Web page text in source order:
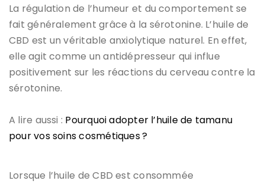
La régulation de l’humeur et du comportement se
fait généralement grâce à la sérotonine. L’huile de
CBD est un véritable anxiolytique naturel. En effet,
elle agit comme un antidépresseur qui influe
positivement sur les réactions du cerveau contre la
sérotonine.
A lire aussi : Pourquoi adopter l’huile de tamanu
pour vos soins cosmétiques ?
Lorsque l’huile de CBD est consommée